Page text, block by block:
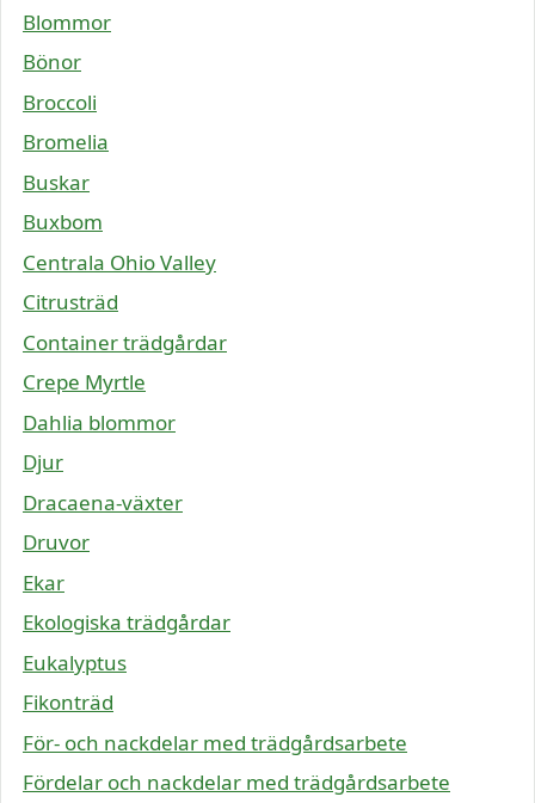
Blommor
Bönor
Broccoli
Bromelia
Buskar
Buxbom
Centrala Ohio Valley
Citrusträd
Container trädgårdar
Crepe Myrtle
Dahlia blommor
Djur
Dracaena-växter
Druvor
Ekar
Ekologiska trädgårdar
Eukalyptus
Fikonträd
För- och nackdelar med trädgårdsarbete
Fördelar och nackdelar med trädgårdsarbete